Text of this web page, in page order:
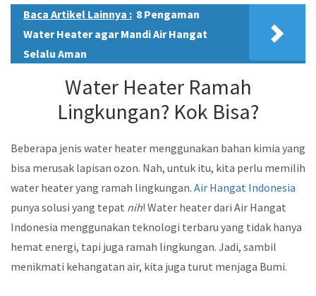
Baca Artikel Lainnya : 8 Pengaman
Water Heater agar Mandi Air Hangat
Selalu Aman
Water Heater Ramah
Lingkungan? Kok Bisa?
Beberapa jenis water heater menggunakan bahan kimia yang
bisa merusak lapisan ozon. Nah, untuk itu, kita perlu memilih
water heater yang ramah lingkungan. Air Hangat Indonesia
punya solusi yang tepat nih! Water heater dari Air Hangat
Indonesia menggunakan teknologi terbaru yang tidak hanya
hemat energi, tapi juga ramah lingkungan. Jadi, sambil
menikmati kehangatan air, kita juga turut menjaga Bumi.